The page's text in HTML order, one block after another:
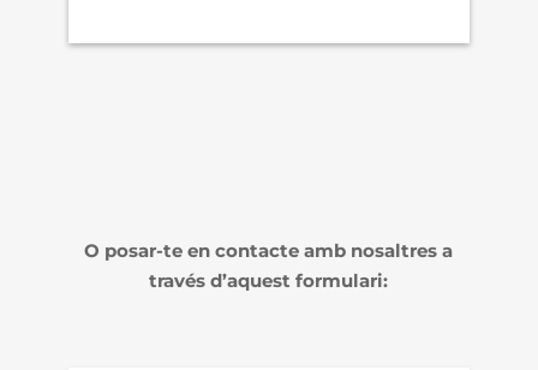
O posar-te en contacte amb nosaltres a
través d’aquest formulari: